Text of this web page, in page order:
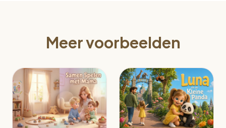
Meer voorbeelden